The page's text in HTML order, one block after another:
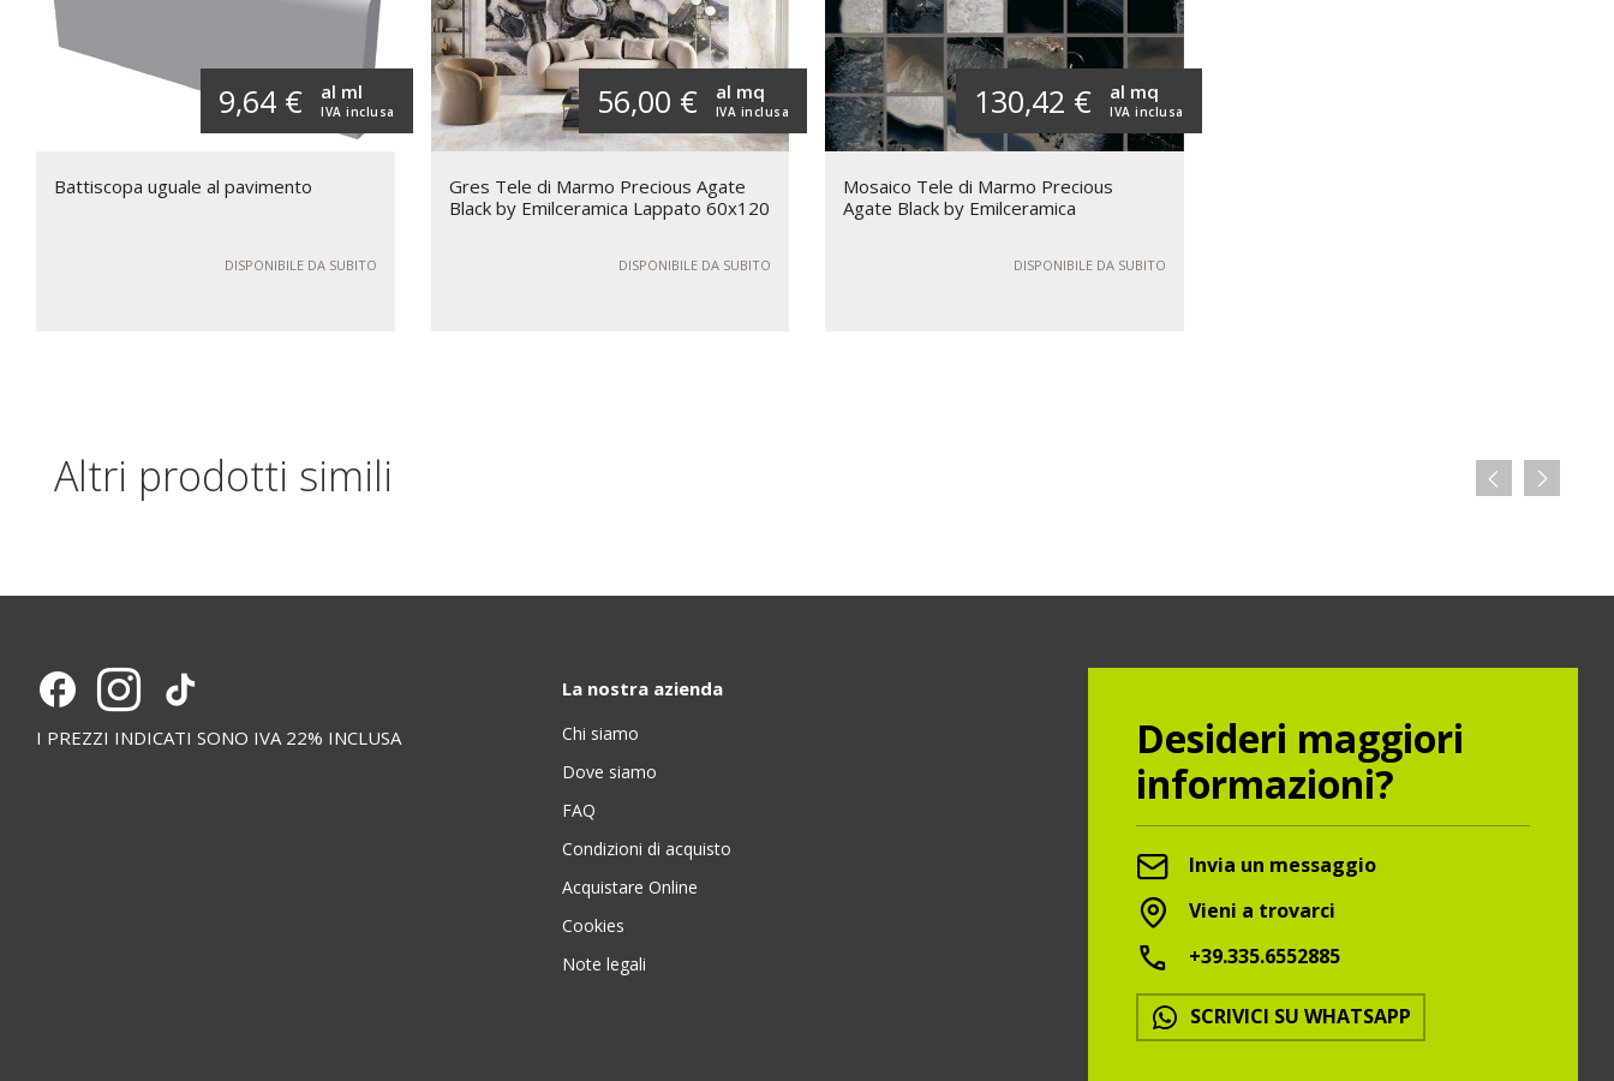
9,64 € IVA inclusa
al ml
Battiscopa uguale al pavimento
DISPONIBILE DA SUBITO
56,00 € IVA inclusa
al mq
Gres Tele di Marmo Precious Agate
Black by Emilceramica Lappato 60x120
DISPONIBILE DA SUBITO
130,42 € IVA inclusa
al mq
Mosaico Tele di Marmo Precious
Agate Black by Emilceramica
DISPONIBILE DA SUBITO
Altri prodotti simili
I PREZZI INDICATI SONO IVA 22% INCLUSA
La nostra azienda
Chi siamo
Dove siamo
FAQ
Condizioni di acquisto
Acquistare Online
Cookies
Note legali
Desideri maggiori
informazioni?
Invia un messaggio
Vieni a trovarci
+39.335.6552885
SCRIVICI SU WHATSAPP